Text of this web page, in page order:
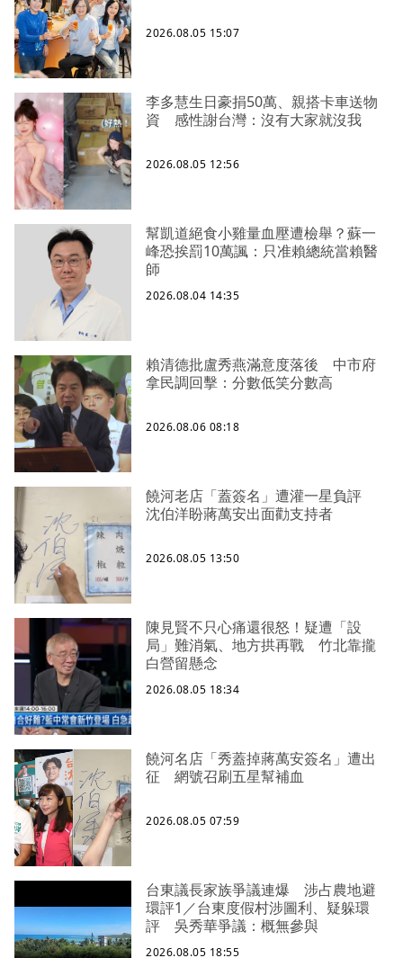
2026.08.05 15:07
李多慧生日豪捐50萬、親搭卡車送物
資 感性謝台灣：沒有大家就沒我
2026.08.05 12:56
幫凱道絕食小雞量血壓遭檢舉？蘇一
峰恐挨罰10萬諷：只准賴總統當賴醫
師
2026.08.04 14:35
賴清德批盧秀燕滿意度落後 中市府
拿民調回擊：分數低笑分數高
2026.08.06 08:18
饒河老店「蓋簽名」遭灌一星負評
沈伯洋盼蔣萬安出面勸支持者
2026.08.05 13:50
陳見賢不只心痛還很怒！疑遭「設
局」難消氣、地方拱再戰 竹北靠攏
白營留懸念
2026.08.05 18:34
饒河名店「秀蓋掉蔣萬安簽名」遭出
征 網號召刷五星幫補血
2026.08.05 07:59
台東議長家族爭議連爆 涉占農地避
環評1／台東度假村涉圖利、疑躲環
評 吳秀華爭議：概無參與
2026.08.05 18:55